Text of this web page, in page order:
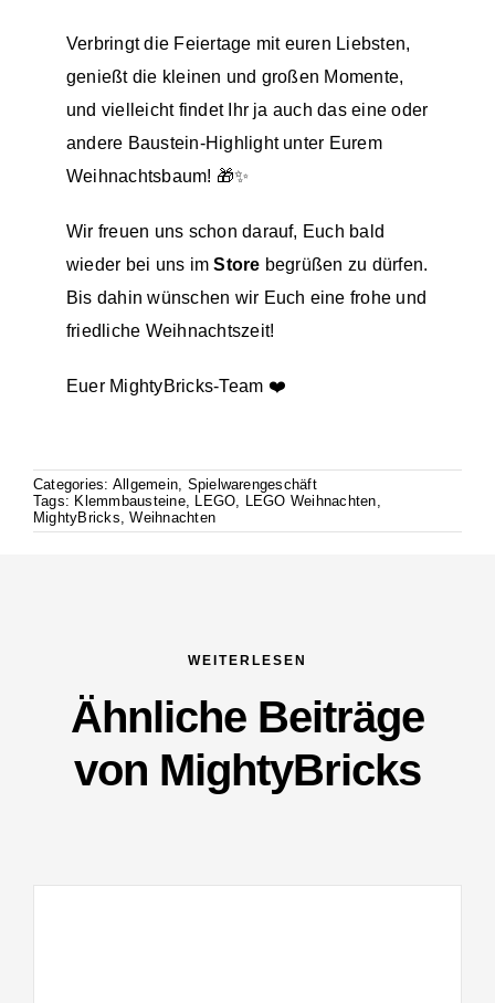
Verbringt die Feiertage mit euren Liebsten,
genießt die kleinen und großen Momente,
und vielleicht findet Ihr ja auch das eine oder
andere Baustein-Highlight unter Eurem
Weihnachtsbaum! 🎁✨
Wir freuen uns schon darauf, Euch bald
wieder bei uns imStore begrüßen zu dürfen.
Bis dahin wünschen wir Euch eine frohe und
friedliche Weihnachtszeit!
Euer MightyBricks-Team ❤️
Categories: Allgemein, Spielwarengeschäft
Tags: Klemmbausteine, LEGO, LEGO Weihnachten,
MightyBricks,Weihnachten
WEITERLESEN
Ähnliche Beiträge
von MightyBricks